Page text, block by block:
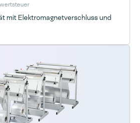
mit Elektromagnetverschluss und